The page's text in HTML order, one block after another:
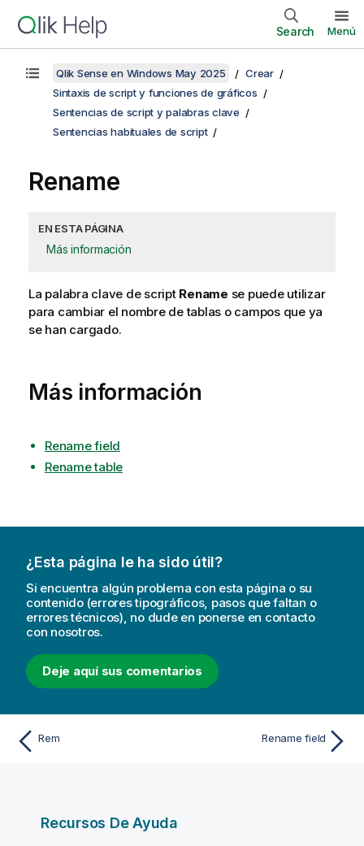
Search Menú
Qlik Sense en Windows May 2025
Crear
Sintaxis de script y funciones de gráficos
Sentencias de script y palabras clave
Sentencias habituales de script
Rename
EN ESTA PÁGINA
Más información
La palabra clave de script Rename se puede utilizar
para cambiar el nombre de tablas o campos que ya
se han cargado.
Más información
Rename field
Rename table
¿Esta página le ha sido útil?
Si encuentra algún problema con esta página o su
contenido (errores tipográficos, pasos que faltan o
errores técnicos), no dude en ponerse en contacto
con nosotros.
Deje aquí sus comentarios
Rem Rename field
Recursos De Ayuda